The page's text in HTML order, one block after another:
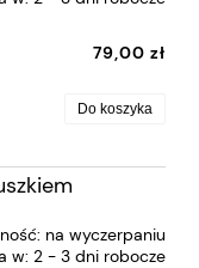
79,00 zł
Do koszyka
na wyczerpaniu
w: 2 - 3 dni robocze